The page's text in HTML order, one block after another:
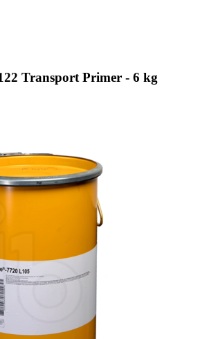
Transport Primer - 6 kg